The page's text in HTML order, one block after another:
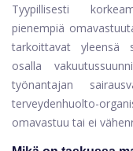
Tyypillisesti
pienempiä
tarkoittavat yleensä
osalla
työnantajan
terveydenhuolto-
omavastuu tai ei